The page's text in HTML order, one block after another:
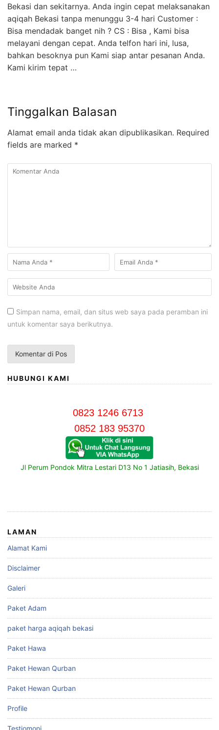
Bekasi dan sekitarnya. Anda ingin cepat melaksanakan
aqiqah Bekasi tanpa menunggu 3-4 hari Customer :
Bisa mendadak banget nih ? CS : Bisa , Kami bisa
melayani dengan cepat. Anda telfon hari ini, lusa,
bahkan besoknya pun Kami siap antar pesanan Anda.
Kami kirim tepat …
Tinggalkan Balasan
Alamat email anda tidak akan dipublikasikan. Required
fields are marked *
Simpan nama, email, dan situs web saya pada peramban ini
untuk komentar saya berikutnya.
HUBUNGI KAMI
0823 1246 6713
0852 183 95370
Jl Perum Pondok Mitra Lestari D13 No 1 Jatiasih, Bekasi
LAMAN
Alamat Kami
Disclaimer
Galeri
Paket Adam
paket harga aqiqah bekasi
Paket Hawa
Paket Hewan Qurban
Paket Hewan Qurban
Profile
Testiomoni